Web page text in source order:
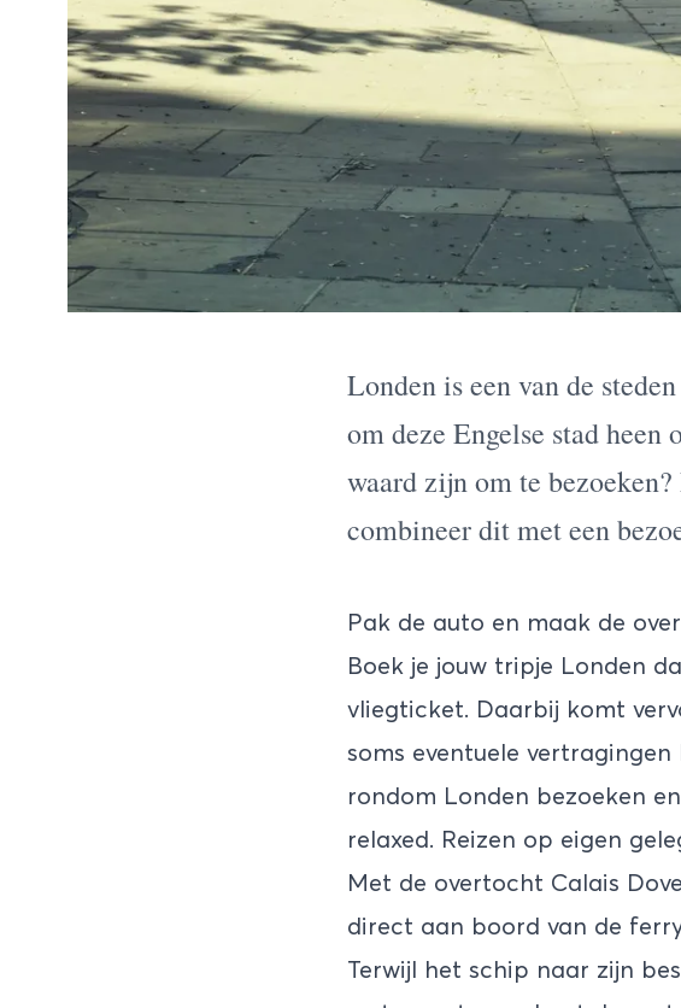
Londen is een van de
om deze Engelse stad
waard zijn om te
combineer dit met een
Pak de auto en maak de
Boek je jouw tripje Londen
vliegticket. Daarbij komt
soms eventuele
rondom Londen bezoeken
relaxed. Reizen op eigen
Met de overtocht Calais
direct aan boord van de
Terwijl het schip naar zijn